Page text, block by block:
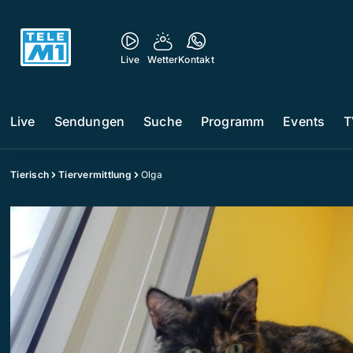
Live WetterKontakt
Live Sendungen Suche Programm Events
Tierisch Tiervermittlung Olga